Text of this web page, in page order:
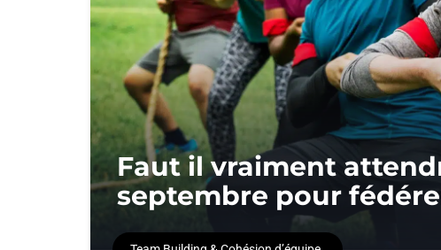
Faut il vraiment
septembre pour